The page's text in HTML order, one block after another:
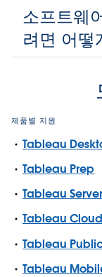
소프트웨
려면 어떻
제품별 지원
Tableau
Tableau Prep
Tableau Server
Tableau Cloud
Tableau
Tableau